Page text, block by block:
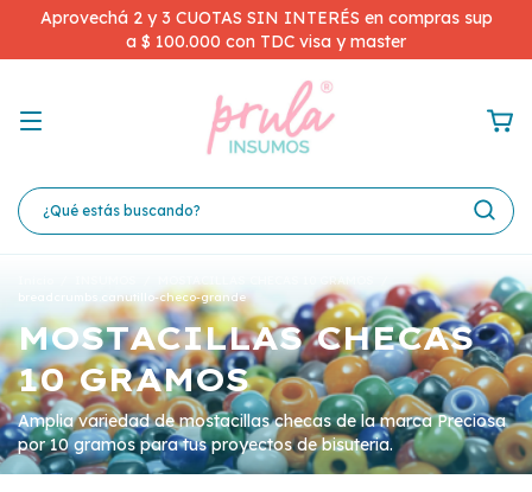
Aprovechá 2 y 3 CUOTAS SIN INTERÉS en compras sup
a $ 100.000 con TDC visa y master
MOSTACILLAS CHECAS 10 GRAMOS
breadcrumbs.canutillo-checo-grande
MOSTACILLAS CHECAS
10 GRAMOS
Amplia variedad de mostacillas checas de la marca Preciosa
por 10 gramos para tus proyectos de bisuteria.